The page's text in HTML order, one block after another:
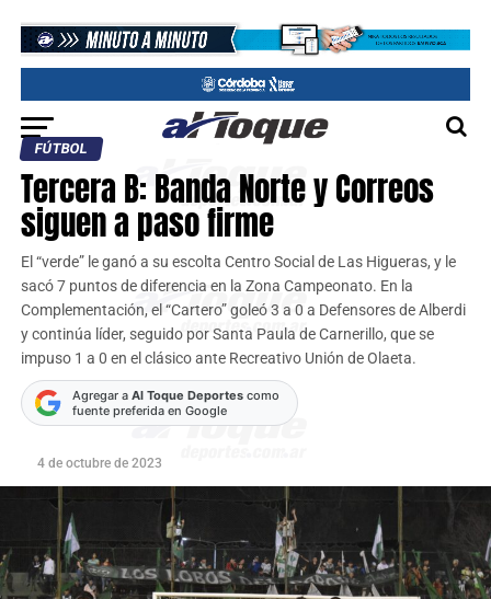
FÚTBOL
Tercera B: Banda Norte y Correos
siguen a paso firme
El “verde” le ganó a su escolta Centro Social de Las Higueras, y le
sacó 7 puntos de diferencia en la Zona Campeonato. En la
Complementación, el “Cartero” goleó 3 a 0 a Defensores de Alberdi
y continúa líder, seguido por Santa Paula de Carnerillo, que se
impuso 1 a 0 en el clásico ante Recreativo Unión de Olaeta.
Agregar a Al Toque Deportescomo
fuente preferida en Google
4 de octubre de 2023